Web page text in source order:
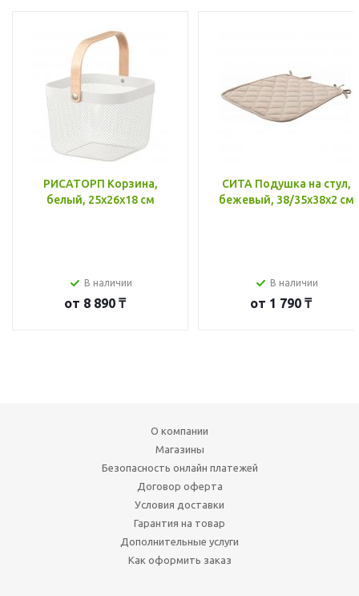
РИСАТОРП Корзина,
белый, 25x26x18 см
В наличии
от 8 890 ₸
СИТА Подушка на стул,
бежевый, 38/35x38x2 см
В наличии
от 1 790 ₸
О компании
Магазины
Безопасность онлайн платежей
Договор оферта
Условия доставки
Гарантия на товар
Дополнительные услуги
Как оформить заказ